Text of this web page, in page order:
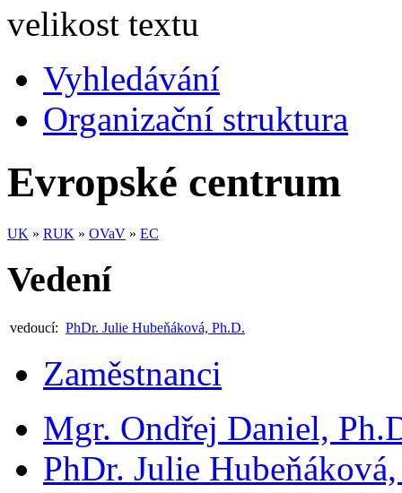
velikost textu
Vyhledávání
Organizační struktura
Evropské centrum
UK » RUK » OVaV » EC
Vedení
vedoucí: PhDr. Julie Hubeňáková, Ph.D.
Zaměstnanci
Mgr. Ondřej Daniel,
PhDr. Julie